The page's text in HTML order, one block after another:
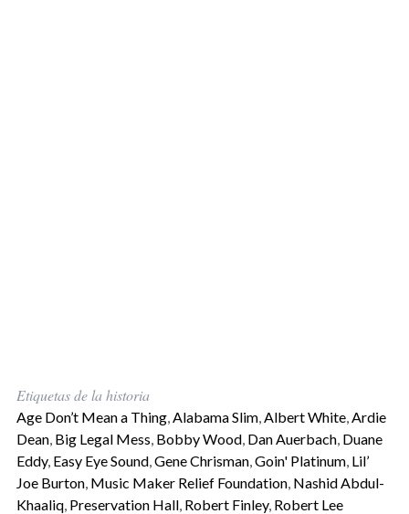
Etiquetas de la historia
Age Don’t Mean a Thing, Alabama Slim, Albert White, Ardie
Dean, Big Legal Mess Bobby Wood, Dan Auerbach, Duane
Eddy, Easy Eye Sound, Gene Chrisman, Goin' Platinum, Lil’
Joe Burton, Music Maker Relief Foundation, Nashid Abdul-
Khaaliq, Preservation Hall, Robert Finley, Robert Lee